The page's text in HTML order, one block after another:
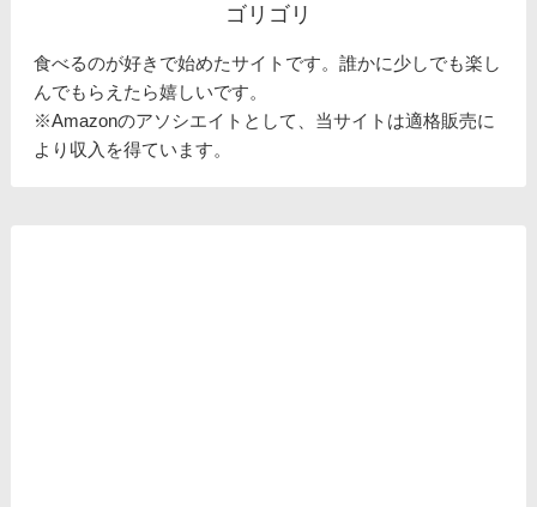
ゴリゴリ
食べるのが好きで始めたサイトです。誰かに少しでも楽し
んでもらえたら嬉しいです。
※Amazonのアソシエイトとして、当サイトは適格販売に
より収入を得ています。